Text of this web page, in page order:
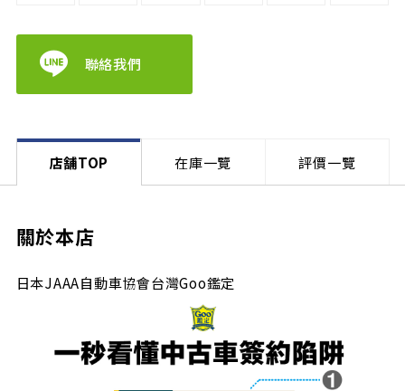
聯絡我們
店舗TOP 在庫一覽 評價一覽
關於本店
日本JAAA自動車協會台灣Goo鑑定